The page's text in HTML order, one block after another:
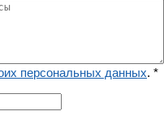
персональных данных. *